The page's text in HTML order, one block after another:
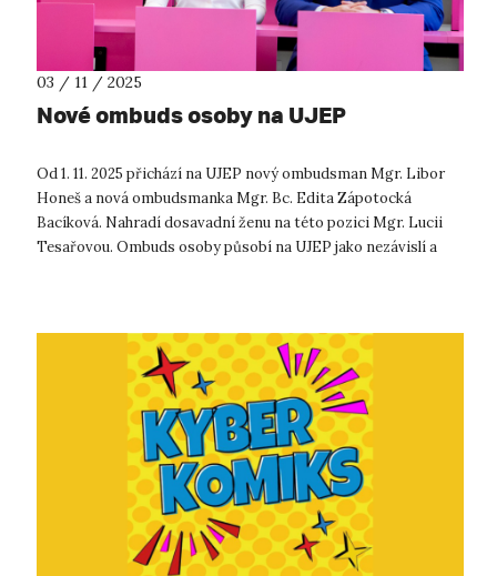
03 / 11 / 2025
Nové ombuds osoby na UJEP
Od 1. 11. 2025 přichází na UJEP nový ombudsman Mgr. Libor
Honeš a nová ombudsmanka Mgr. Bc. Edita Zápotocká
Bacíková. Nahradí dosavadní ženu na této pozici Mgr. Lucii
Tesařovou. Ombuds osoby působí na UJEP jako nezávislí a